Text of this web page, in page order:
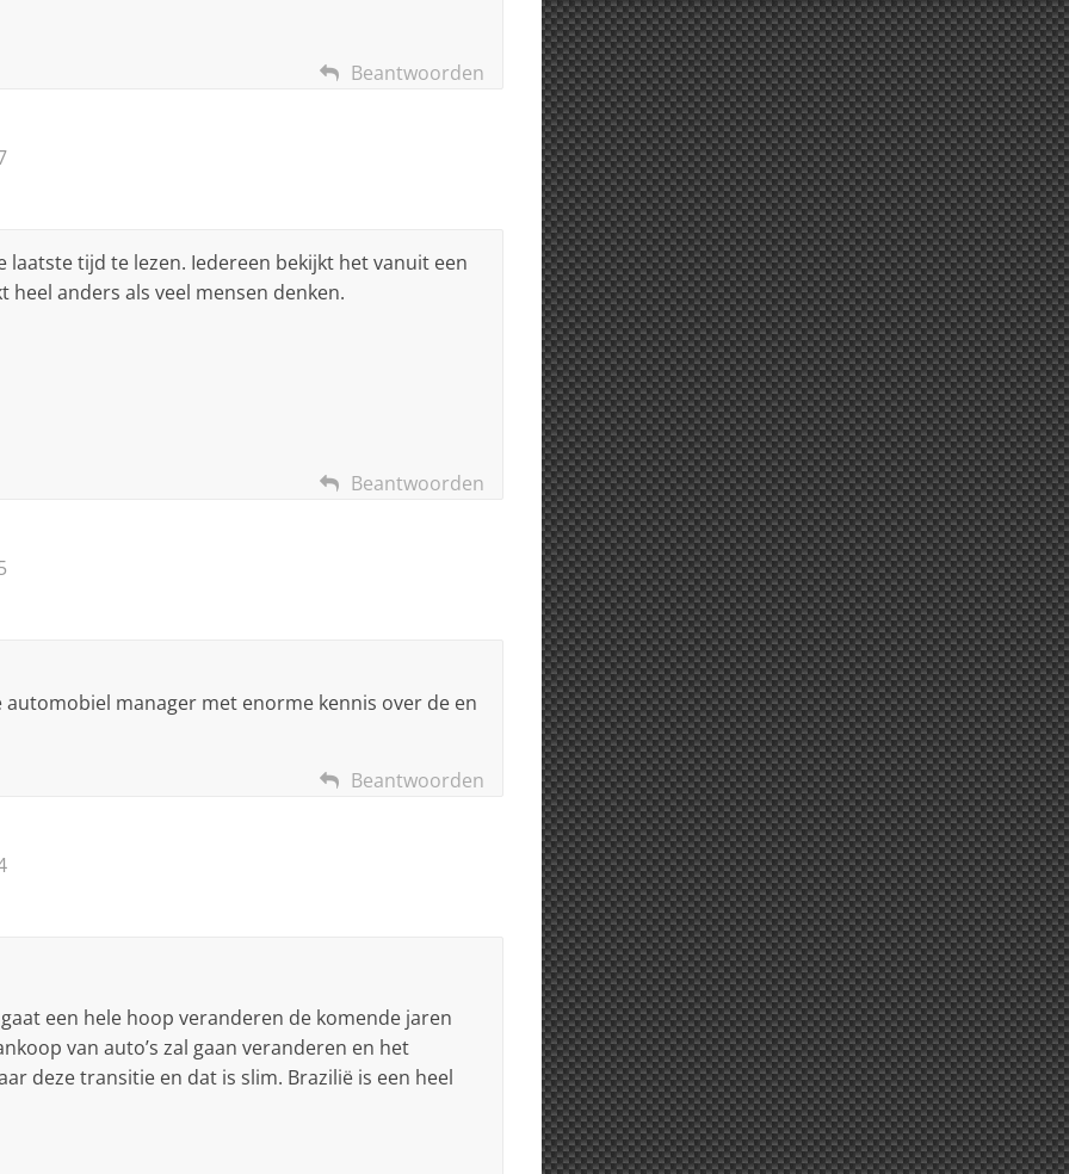
Beantwoorden
tijd te lezen. Iedereen bekijkt het vanuit een
anders als veel mensen denken.
Beantwoorden
automobiel manager met enorme kennis over de en
Beantwoorden
een hele hoop veranderen de komende jaren
van auto’s zal gaan veranderen en het
deze transitie en dat is slim. Brazilië is een heel